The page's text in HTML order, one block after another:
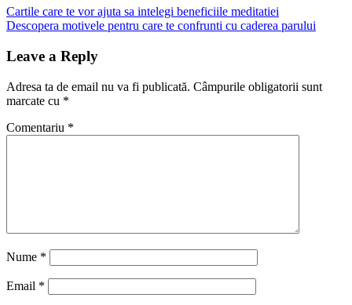
Navigare
în
articole
Previous
Post:
Cartile care te vor ajuta sa intelegi beneficiile meditatiei
Next
Descopera motivele pentru care te confrunti cu caderea parului
Leave a Reply
Adresa ta de email nu va fi publicată. Câmpurile obligatorii sunt
marcate cu *
Comentariu *
Nume *
Email *